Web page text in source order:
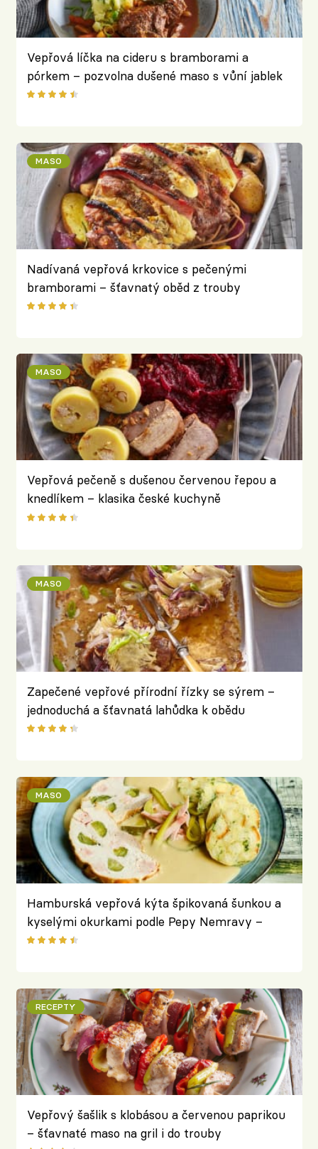
Vepřová líčka na cideru s bramborami a
pórkem – pozvolna dušené maso s vůní jablek
MASO
Nadívaná vepřová krkovice s pečenými
bramborami – šťavnatý oběd z trouby
MASO
Vepřová pečeně s dušenou červenou řepou a
knedlíkem – klasika české kuchyně
MASO
Zapečené vepřové přírodní řízky se sýrem –
jednoduchá a šťavnatá lahůdka k obědu
MASO
Hamburská vepřová kýta špikovaná šunkou a
kyselými okurkami podle Pepy Nemravy –
originální pečínka ve smetanové omáčce
RECEPTY
Vepřový šašlik s klobásou a červenou paprikou
– šťavnaté maso na gril i do trouby